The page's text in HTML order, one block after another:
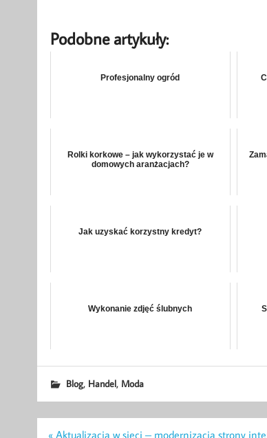
Podobne artykuły:
Profesjonalny ogród
Rolki korkowe – jak wykorzystać je w
domowych aranżacjach?
Jak uzyskać korzystny kredyt?
Wykonanie zdjęć ślubnych
Blog, Handel, Moda
Nawigacja
« Aktualizacja w sieci – modernizacja strony